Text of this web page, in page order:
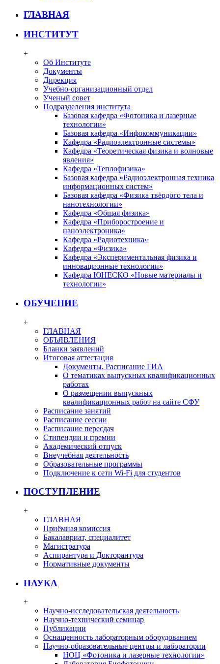
ГЛАВНАЯ
ИНСТИТУТ
+
Об Институте
Документы
Дирекция
Учебно-организационный отдел
Ученый совет
Подразделения института
Базовая кафедра «Фотоника и лазерные
технологии»
Базовая кафедра «Инфокоммуникации»
Кафедра «Радиоэлектронные системы»
Кафедра «Теоретическая физика и волновые
явления»
Кафедра «Теплофизика»
Базовая кафедра «Радиоэлектронная техника
информационных систем»
Базовая кафедра «Физика твёрдого тела и
нанотехнологии»
Кафедра «Общая физика»
Кафедра «Приборостроение и
наноэлектроника»
Кафедра «Радиотехника»
Кафедра «Физика»
Кафедра «Экспериментальная физика и
инновационные технологии»
Кафедра ЮНЕСКО «Новые материалы и
технологии»
ОБУЧЕНИЕ
+
ГЛАВНАЯ
ОБЪЯВЛЕНИЯ
Бланки заявлений
Итоговая аттестация
Документы. Расписание ГИА
О тематиках выпускных квалификационных
работах
О размещении выпускных
квалификационных работ на сайте СФУ
Расписание занятий
Расписание сессии
Расписание пересдач
Стипендии и премии
Академический отпуск
Внеучебная деятельность
Образовательные программы
Подключение к сети Wi-Fi для студентов
ПОСТУПЛЕНИЕ
+
ГЛАВНАЯ
Приёмная комиссия
Бакалавриат, специалитет
Магистратура
Аспирантура и Докторантура
Нормативные документы
НАУКА
+
Научно-исследовательская деятельность
Научно-технический семинар
Публикации
Оснащенность лабораторным оборудованием
Научно-образовательные центры и лаборатории
НОЦ «Фотоника и лазерные технологии»